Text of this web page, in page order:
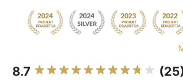
8.7